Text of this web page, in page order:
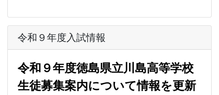
令和９年度入試情報
令和９年度徳島県立川島高等学校
生徒募集案内について情報を更新